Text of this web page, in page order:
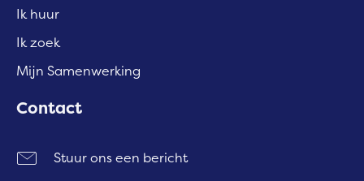
Ik huur
Ik zoek
Mijn Samenwerking
Contact
Stuur ons een bericht